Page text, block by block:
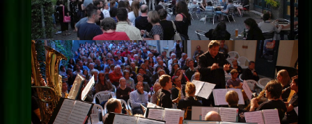
Kinogutschein
Konzept
Archiv
Kontakt
Impressum